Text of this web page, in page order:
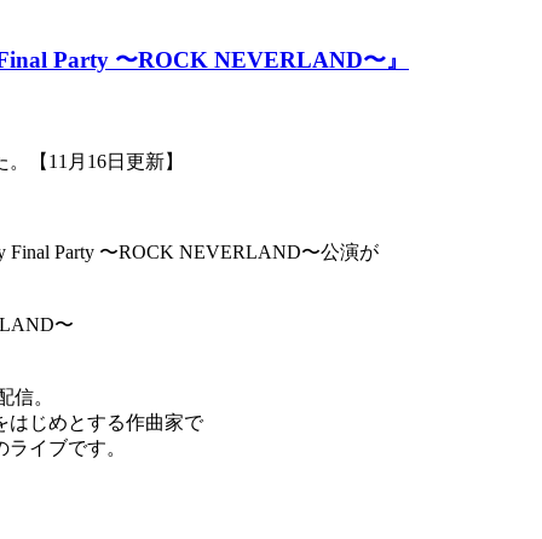
Party 〜ROCK NEVERLAND〜』
【11月16日更新】
Final Party 〜ROCK NEVERLAND〜公演が
〜
信。
はじめとする作曲家で
イブです。